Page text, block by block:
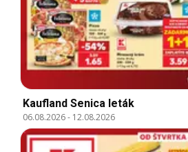
Kaufland Senica leták
06.08.2026- 12.08.2026